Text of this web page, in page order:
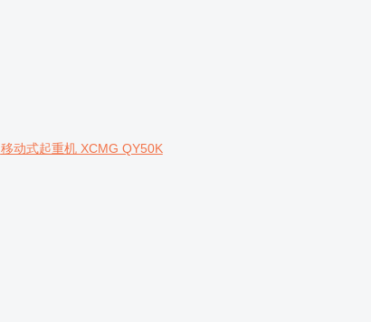
移动式起重机 XCMG QY50K